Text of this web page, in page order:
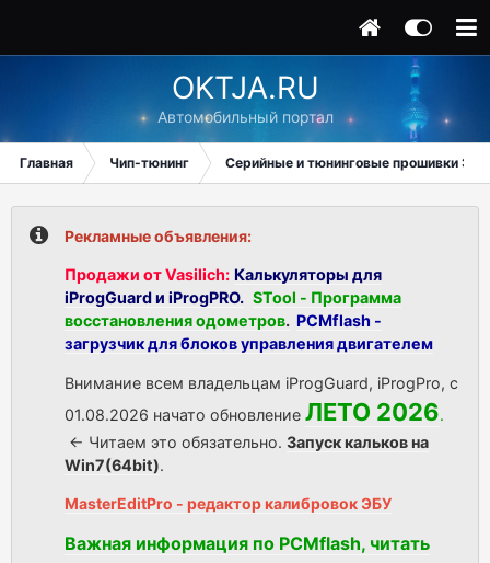
OKTJA.RU
Автомобильный портал
Главная Чип-тюнинг Серийные и тюнинговые прошивки ЭБУ
Рекламные объявления:
Продажи от Vasilich: Калькуляторы для
iProgGuard и iProgPRO. STool - Программа
восстановления одометров. PCMflash -
загрузчик для блоков управления двигателем
Внимание всем владельцам iProgGuard, iProgPro, с
01.08.2026 начато обновление ЛЕТО 2026.
<- Читаем это обязательно. Запуск кальков на
Win7(64bit).
MasterEditPro - редактор калибровок ЭБУ
Важная информация по PCMflash, читать